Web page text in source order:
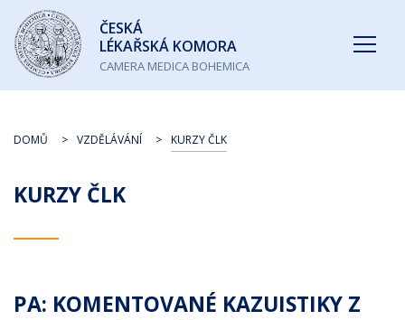
Česká
lékařská
komora
ČESKÁ
LÉKAŘSKÁ KOMORA
CAMERA MEDICA BOHEMICA
KURZY ČLK
DOMŮ VZDĚLÁVÁNÍ KURZY ČLK
PA: KOMENTOVANÉ KAZUISTIKY Z